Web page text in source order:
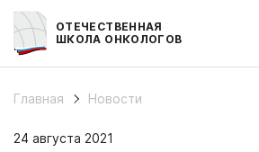
ОТЕЧЕСТВЕННАЯ
ШКОЛА ОНКОЛОГОВ
Главная Новости
24 августа 2021